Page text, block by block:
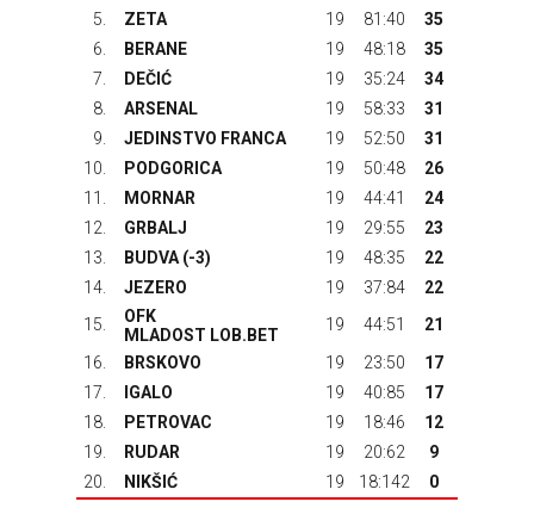
5.
ZETA 19 81:40
35
6.
BERANE 19 48:18
35
7.
DEČIĆ 19 35:24
34
8.
ARSENAL 19 58:33
31
9.
JEDINSTVO FRANCA 19 52:50
31
10.
PODGORICA 19 50:48
26
11.
MORNAR 19 44:41
24
12.
GRBALJ 19 29:55
23
13.
BUDVA (-3) 19 48:35
22
14.
JEZERO 19 37:84
22
15.
OFK
MLADOST LOB.BET
19 44:51
21
16.
BRSKOVO 19 23:50
17
17.
IGALO 19 40:85
17
18.
PETROVAC 19 18:46
12
19.
RUDAR 19 20:62
9
20.
NIKŠIĆ 19 18:142 0